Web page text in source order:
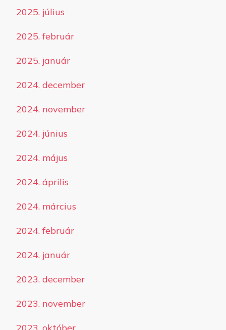
2025. július
2025. február
2025. január
2024. december
2024. november
2024. június
2024. május
2024. április
2024. március
2024. február
2024. január
2023. december
2023. november